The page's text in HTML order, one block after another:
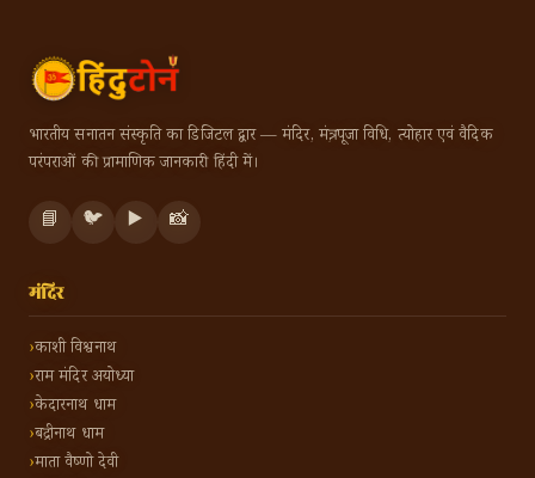
भारतीय सनातन संस्कृति का डिजिटल द्वार — मंदिर, मंत्र, पूजा विधि, त्योहार एवं वैदिक
परंपराओं की प्रामाणिक जानकारी हिंदी में।
📘 🐦 ▶️ 📸
मंदिर
काशी विश्वनाथ
राम मंदिर अयोध्या
केदारनाथ धाम
बद्रीनाथ धाम
माता वैष्णो देवी